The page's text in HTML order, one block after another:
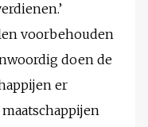
voorbehouden
doen de
er